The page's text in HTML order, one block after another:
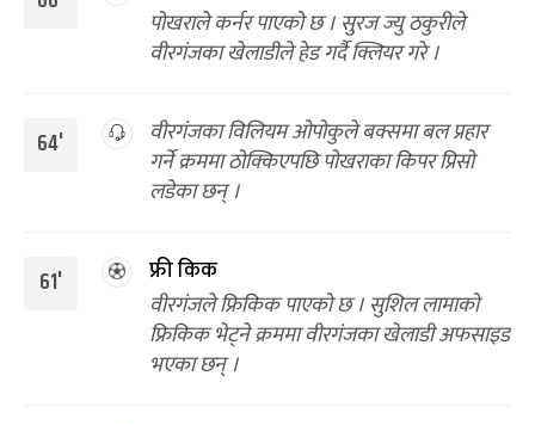
पोखराले कर्नर पाएको छ । सुरज ज्यु ठकुरीले
वीरगंजका खेलाडीले हेड गर्दै क्लियर गरे ।
64'
वीरगंजका विलियम ओपोकुले बक्समा बल प्रहार
गर्ने क्रममा ठोक्किएपछि पोखराका किपर प्रिसो
लडेका छन् ।
61'
फ्री किक
वीरगंजले फ्रिकिक पाएको छ । सुशिल लामाको
फ्रिकिक भेट्ने क्रममा वीरगंजका खेलाडी अफसाइड
भएका छन् ।